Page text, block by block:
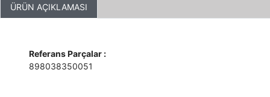
ÜRÜN AÇIKLAMASI
Referans Parçalar :
898038350051